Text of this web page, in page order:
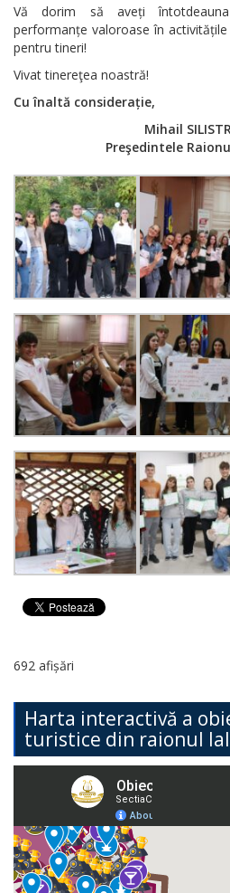
Vă dorim să aveți
performanțe valoroase în
pentru tineri!
Vivat tinereţea noastră!
Cu înaltă considerație,
Mihail
Preşedintele
692 afișări
Harta interactivă a
turistice din raionul